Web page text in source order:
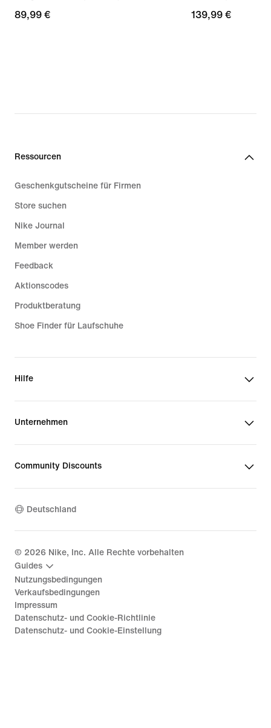
89,99 €
89,99 €
139,99 €
139,99 €
Ressourcen
Geschenkgutscheine für Firmen
Store suchen
Nike Journal
Member werden
Feedback
Aktionscodes
Produktberatung
Shoe Finder für Laufschuhe
Hilfe
Unternehmen
Community Discounts
Deutschland
© 2026 Nike, Inc. Alle Rechte vorbehalten
Guides
Nutzungsbedingungen
Verkaufsbedingungen
Impressum
Datenschutz- und Cookie-Richtlinie
Datenschutz- und Cookie-Einstellung